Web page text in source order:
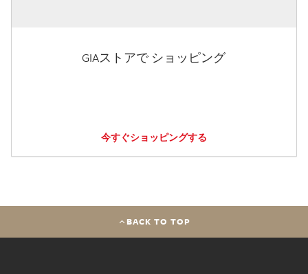
GIAストアで ショッピング
今すぐショッピングする
BACK TO TOP